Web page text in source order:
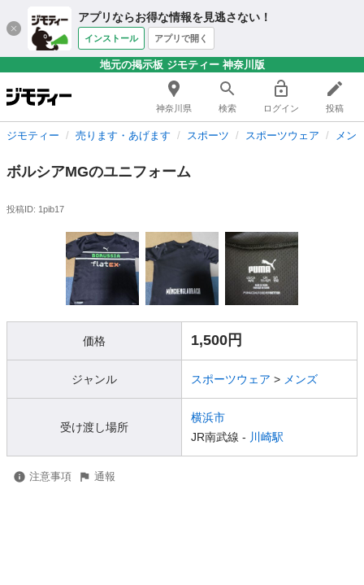
アプリならお得な情報を見逃さない！
インストール アプリで開く
地元の掲示板 ジモティー 神奈川版
神奈川県 検索 ログイン 投稿
ジモティー 売ります・あげます スポーツ スポーツウェア メン
ボルシアMGのユニフォーム
投稿ID: 1pib17
価格 1,500円
ジャンル スポーツウェア > メンズ
受け渡し場所
横浜市
JR南武線 - 川崎駅
注意事項 通報